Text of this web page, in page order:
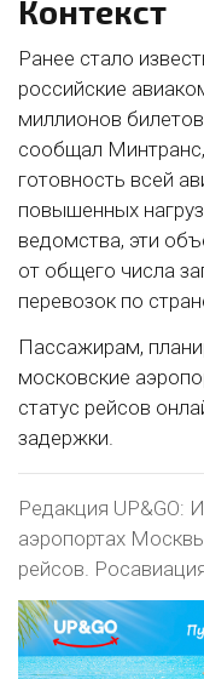
Контекст
Ранее стало
российские
миллионов
сообщал
готовность всей
повышенных
ведомства, эти
от общего числа
перевозок по
Пассажирам,
московские
статус рейсов
задержки.
Редакция UP&GO:
аэропортах
рейсов.